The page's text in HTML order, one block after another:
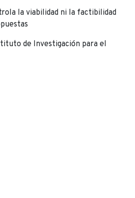
la viabilidad ni la factibilidad
de Investigación para el